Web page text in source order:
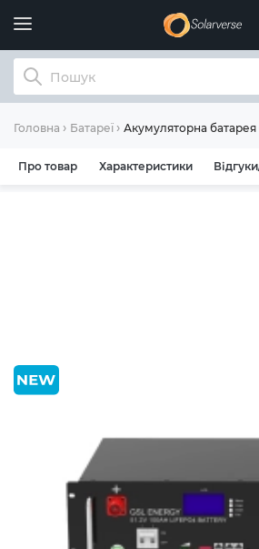
Головна Батареї Акумуляторна батарея
Про товар Характеристики